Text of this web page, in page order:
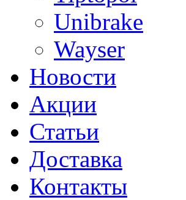
Unibrake
Wayser
Новости
Акции
Статьи
Доставка
Контакты